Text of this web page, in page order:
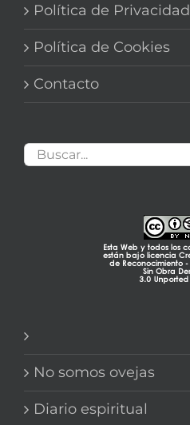
Política de Privacidad
Política de Cookies
Contacto
Buscar:
No somos ovejas
Diario espiritual